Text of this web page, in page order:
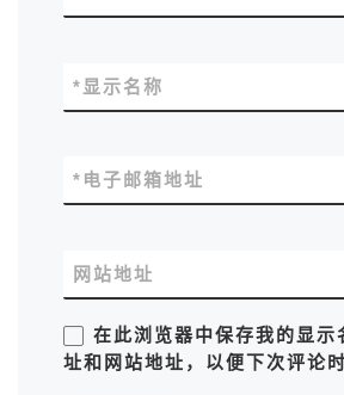
显示名称
*
电子邮箱地址
*
网站地址
在此浏览器中保存我的显示
址和网站地址，以便下次评论时